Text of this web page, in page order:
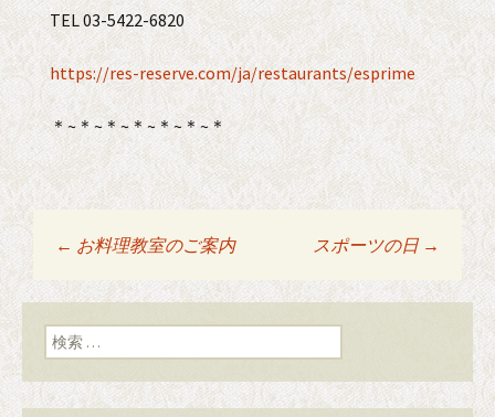
TEL 03-5422-6820
https://res-reserve.com/ja/restaurants/esprime
＊~＊~＊~＊~＊~＊~＊
投稿ナビゲーショ
ン
← お料理教室のご案内 スポーツの日 →
検索: